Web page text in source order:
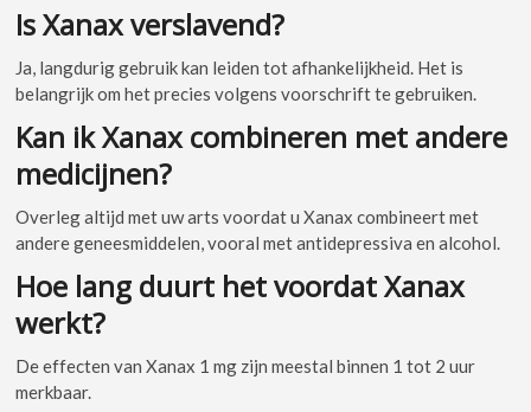
Is Xanax verslavend?
Ja, langdurig gebruik kan leiden tot afhankelijkheid. Het is
belangrijk om het precies volgens voorschrift te gebruiken.
Kan ik Xanax combineren met andere
medicijnen?
Overleg altijd met uw arts voordat u Xanax combineert met
andere geneesmiddelen, vooral met antidepressiva en alcohol.
Hoe lang duurt het voordat Xanax
werkt?
De effecten van Xanax 1 mg zijn meestal binnen 1 tot 2 uur
merkbaar.